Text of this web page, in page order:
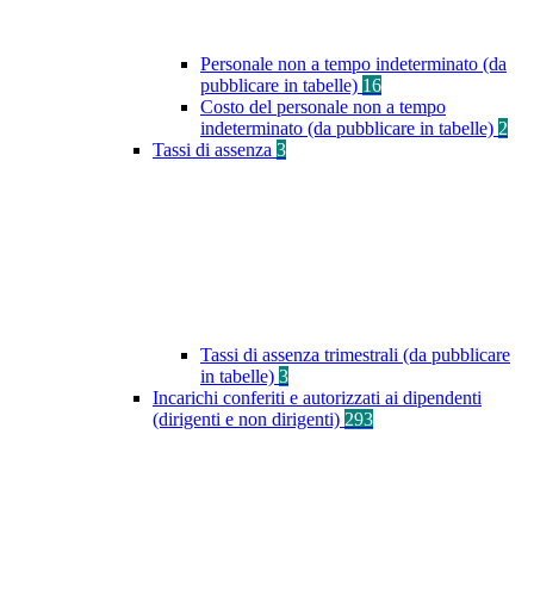
Personale non a tempo indeterminato (da
pubblicare in tabelle) 16
Costo del personale non a tempo
indeterminato (da pubblicare in tabelle) 2
Tassi di assenza 3
Tassi di assenza trimestrali (da pubblicare
in tabelle) 3
Incarichi conferiti e autorizzati ai dipendenti
(dirigenti e non dirigenti) 293